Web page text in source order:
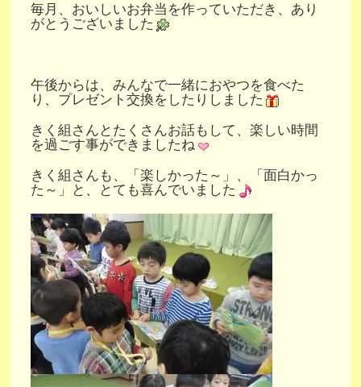
毎月、おいしいお弁当を作っていただき、あり
がとうございました
午後からは、みんなで一緒におやつを食べた
り、プレゼント交換をしたりしました
きく組さんとたくさんお話もして、楽しい時間
を過ごす事ができましたね
きく組さんも、「楽しかった～」、「面白かっ
た～」と、とても喜んでいました